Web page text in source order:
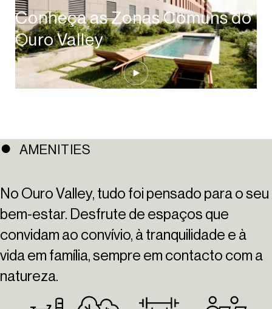
Conheça as Zonas Comuns do
Ouro Valley
Play Video
AMENITIES
No Ouro Valley, tudo foi pensado para o seu
bem-estar. Desfrute de espaços que
convidam ao convívio, à tranquilidade e à
vida em família, sempre em contacto com a
natureza.